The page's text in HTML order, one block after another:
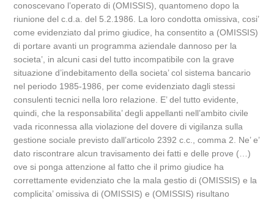
conoscevano l’operato di (OMISSIS), quantomeno dopo la
riunione del c.d.a. del 5.2.1986. La loro condotta omissiva, cosi’
come evidenziato dal primo giudice, ha consentito a (OMISSIS)
di portare avanti un programma aziendale dannoso per la
societa’, in alcuni casi del tutto incompatibile con la grave
situazione d’indebitamento della societa’ col sistema bancario
nel periodo 1985-1986, per come evidenziato dagli stessi
consulenti tecnici nella loro relazione. E’ del tutto evidente,
quindi, che la responsabilita’ degli appellanti nell’ambito civile
vada riconnessa alla violazione del dovere di vigilanza sulla
gestione sociale previsto dall’articolo 2392 c.c., comma 2. Ne’ e’
dato riscontrare alcun travisamento dei fatti e delle prove (…)
ove si ponga attenzione al fatto che il primo giudice ha
correttamente evidenziato che la mala gestio di (OMISSIS) e la
complicita’ omissiva di (OMISSIS) e (OMISSIS) risultano